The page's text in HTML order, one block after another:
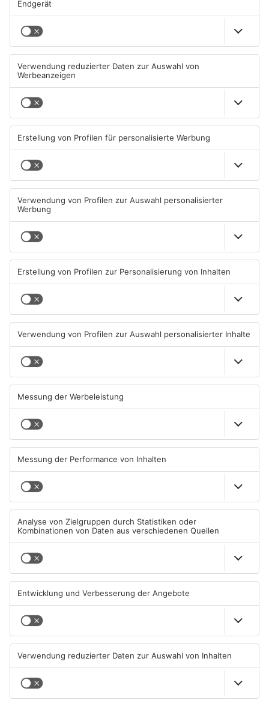
Miltenberg: Alkoholisierter
Rentner überschlägt sich bei
04.08.2026, 13:30 UHR IN KREIS
Zustand des Faulbacher
04.08.2026, 06:33 UHR IN KREIS
Sommerliche Temperaturen
und jede Menge Live-Musik
01.08.2026, 21:20 UHR IN KREIS
MILTENBERG
Straße bei Windischbuchen
wieder frei
31.07.2026, 11:48 UHR IN KREIS
MILTENBERG
Autofahrerin mit drei
Promille in Eichenbühl
MILTENBERG
Sohlbach wird Leiterin der
Viszeralchirurgie
31.07.2026, 11:35 UHR IN KREIS